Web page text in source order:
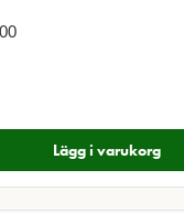
Lägg i varukorg